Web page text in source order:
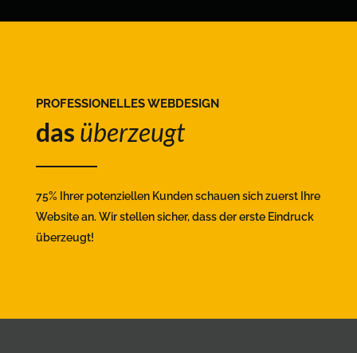
PROFESSIONELLES WEBDESIGN
das überzeugt
75% Ihrer potenziellen Kunden schauen sich zuerst Ihre
Website an. Wir stellen sicher, dass der erste Eindruck
überzeugt!